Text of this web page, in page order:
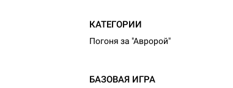
КАТЕГОРИИ
Погоня за "Авророй"
БАЗОВАЯ ИГРА